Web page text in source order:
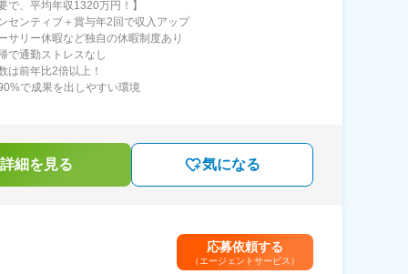
で、平均年収1320万円！】
センティブ＋賞与年2回で収入アップ
サリー休暇など独自の休暇制度あり
で通勤ストレスなし
は前年比2倍以上！
で成果を出しやすい環境
細を見る 気になる
応募依頼する
（エージェントサービス）